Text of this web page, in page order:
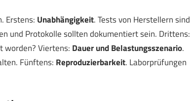
Erstens: Unabhängigkeit. Tests von Herstellern sind
und Protokolle sollten dokumentiert sein. Drittens:
worden? Viertens: Dauer und Belastungsszenario.
Fünftens: Reproduzierbarkeit. Laborprüfungen